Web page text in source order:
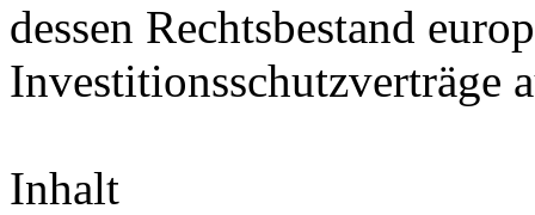
dessen Rechtsbestand
Investitionsschutzverträge
Inhalt